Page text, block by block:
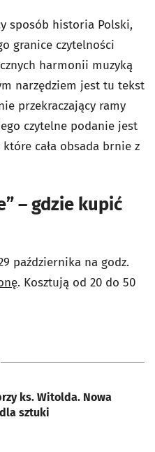
sposób historia Polski,
granice czytelności
harmonii muzyką
narzędziem jest tu tekst
przekraczający ramy
czytelne podanie jest
cała obsada brnie z
– gdzie kupić
października na godz.
. Kosztują od 20 do 50
ks. Witolda. Nowa
sztuki